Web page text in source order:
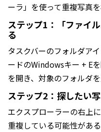
ーラ」を使って重複写真
ステップ1：「ファイ
る
タスクバーのフォルダア
ードのWindowsキー + E
を開き、対象のフォルダを
ステップ2：探したい
エクスプローラーの右上
重複している可能性があ